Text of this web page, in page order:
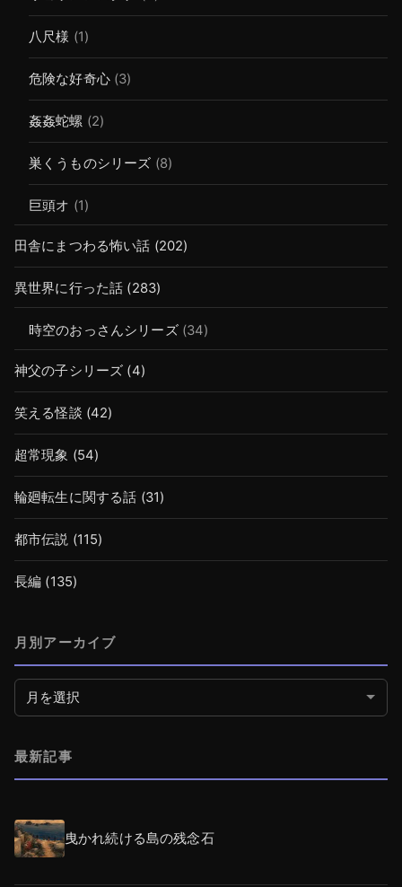
八尺様 (1)
危険な好奇心(3)
姦姦蛇螺 (2)
巣くうものシリーズ (8)
巨頭オ (1)
田舎にまつわる怖い話 (202)
異世界に行った話 (283)
時空のおっさんシリーズ(34)
神父の子シリーズ (4)
笑える怪談 (42)
超常現象 (54)
輪廻転生に関する話 (31)
都市伝説 (115)
長編 (135)
月別アーカイブ
月別アーカイブ
最新記事
曳かれ続ける島の残念石